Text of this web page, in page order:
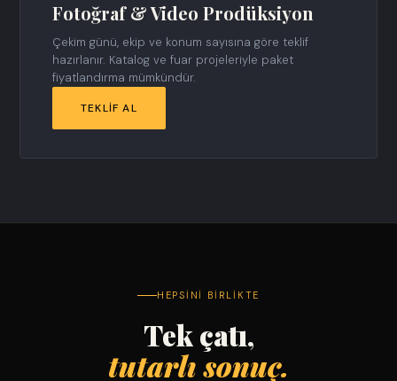
Fotoğraf & Video Prodüksiyon
Çekim günü, ekip ve konum sayısına göre teklif
hazırlanır. Katalog ve fuar projeleriyle paket
fiyatlandırma mümkündür.
TEKLIF AL
HEPSINI BIRLIKTE
Tek çatı,
tutarlı sonuç.